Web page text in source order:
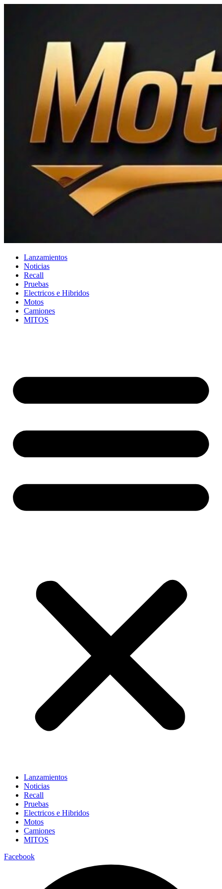
Lanzamientos
Noticias
Recall
Pruebas
Electricos e Hibridos
Motos
Camiones
MITOS
Lanzamientos
Noticias
Recall
Pruebas
Electricos e Hibridos
Motos
Camiones
MITOS
Facebook